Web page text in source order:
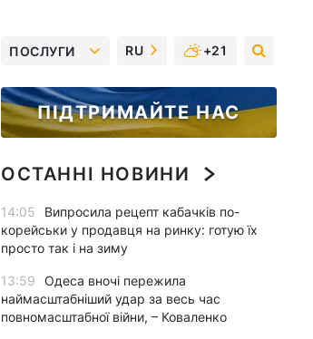
ПОСЛУГИ RU +21
ПІДТРИМАЙТЕ НАС
ОСТАННІ НОВИНИ
14:05
Випросила рецепт кабачків по-
корейськи у продавця на ринку: готую їх
просто так і на зиму
13:59
Одеса вночі пережила
наймасштабніший удар за весь час
повномасштабної війни, – Коваленко